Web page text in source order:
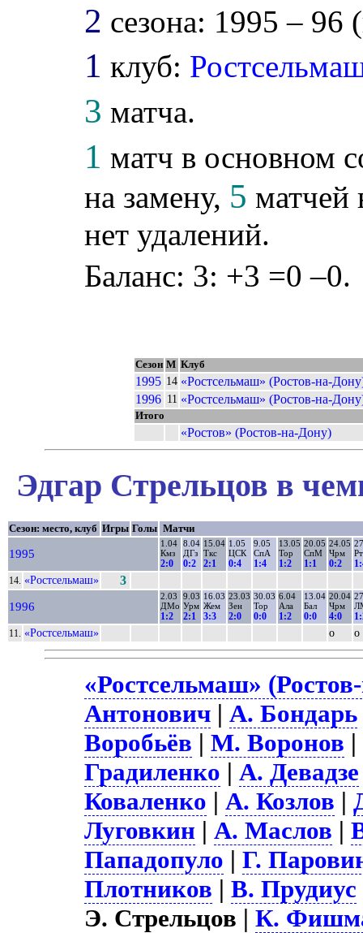
2 сезона: 1995 – 96
1 клуб:
3 матча.
1 матч в основном
на замену, 5 матчей
нет удалений.
Баланс: 3: +3 =0 –0.
Сезон М Клуб
1995 14 «Ростсельмаш» (Ростов-на-
1996 11 «Ростсельмаш» (Ростов-на-
Итого
«Ростов» (Ростов-на-Дону)
Эдгар Стрельцов в
Сезон: место, клуб Игры Голы Матчи
1995
1.04
Кмз
2:0
8.04
ДГз
0:2
15.04
Ткс
2:1
1.05
ЦСК
0:4
9.05
СпА
1:4
13.05
Тор
1:2
20.05
СпМ
1:1
24.05
Чрм
0:2
14. «Ростсельмаш» 3
1996
2.03
ДМо
1:2
9.03
Урм
2:1
16.03
Жем
3:3
23.03
Зен
2:0
30.03
Тор
0:0
6.04
Ала
1:2
13.04
Бал
0:0
20.04
Чрм
4:0
11. «Ростсельмаш» о о
«Ростсельмаш»
Антонович |А. Бондарь
Воробьёв |М. Воронов |
Градиленко |А. Девадзе
Коваленко |А. Козлов |
Луговкин |А. Маслов |
Пападопуло |Г.
Плотников |В. Прудиус
Э. Стрельцов |К.